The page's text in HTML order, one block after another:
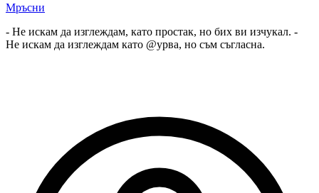
Мръсни
- Не искам да изглеждам, като простак, но бих ви изчукал. -
Не искам да изглеждам като @урва, но съм съгласна.